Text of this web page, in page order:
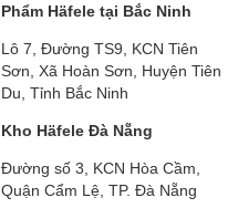
Phẩm Häfele tại Bắc Ninh
Lô 7, Đường TS9, KCN Tiên
Sơn, Xã Hoàn Sơn, Huyện Tiên
Du, Tỉnh Bắc Ninh
Kho Häfele Đà Nẵng
Đường số 3, KCN Hòa Cầm,
Quận Cẩm Lệ, TP. Đà Nẵng